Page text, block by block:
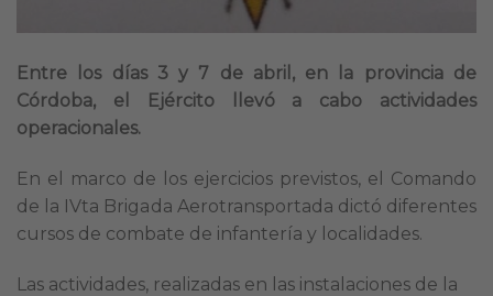
Entre los días 3 y 7 de abril, en la provincia de
Córdoba, el Ejército llevó a cabo actividades
operacionales.
En el marco de los ejercicios previstos, el Comando
de la IVta Brigada Aerotransportada dictó diferentes
cursos de combate de infantería y localidades.
Las actividades, realizadas en las instalaciones de la